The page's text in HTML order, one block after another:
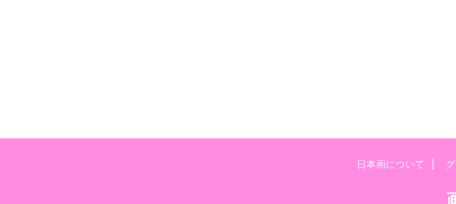
日本画について